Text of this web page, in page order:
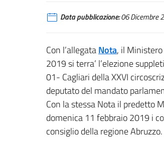
Data pubblicazione:06 Dicembre
Con l’allegataNota, il
2019 si terra’ l’elezione
01- Cagliari della XXVI
deputato del mandato
Con la stessa Nota il predetto
domenica 11 febbraio 2019 i
consiglio della regione Abruzzo.